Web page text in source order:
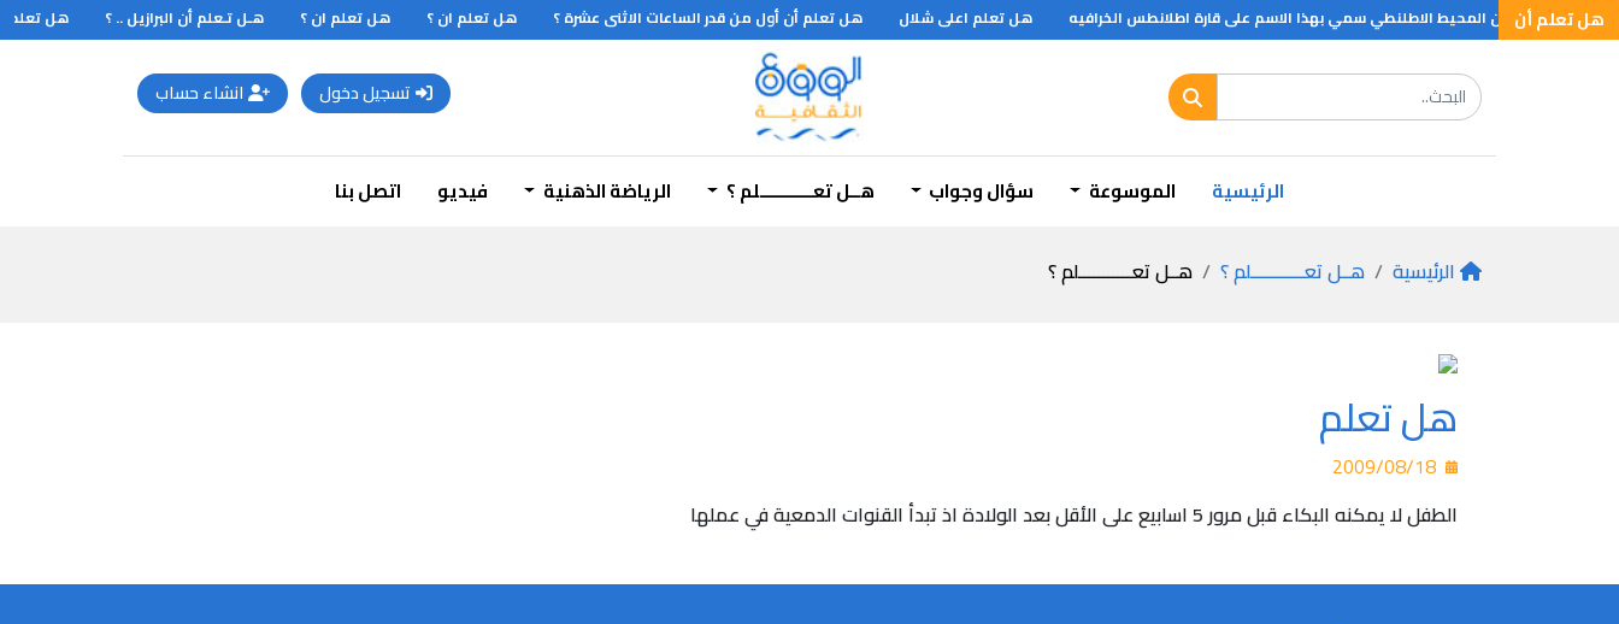
هل تعلم أن
الفلبين وان المحيط الاطلنطي سمي بهذا الاسم على قارة اطلانطس الخرافيه هل تعلم اعلى شلال هل تعلم أن أول من قدر الساعات الاثنى عشرة ؟ هل تعلم ان ؟ هل تعلم ان ؟ هـل تـعلم أن البرازيل .. ؟ هل تعلم
تسجيل دخول انشاء حساب
الرئيسية الموسوعة سؤال وجواب هــل تعـــــــــــلم ؟ الرياضة الذهنية فيديو اتصل بنا
الرئيسية هــل تعـــــــــــلم ؟ هــل تعـــــــــــلم ؟
هل تعلم
الطفل لا يمكنه البكاء قبل مرور 5 اسابيع على الأقل بعد الولادة اذ تبدأ القنوات الدمعية في عملها